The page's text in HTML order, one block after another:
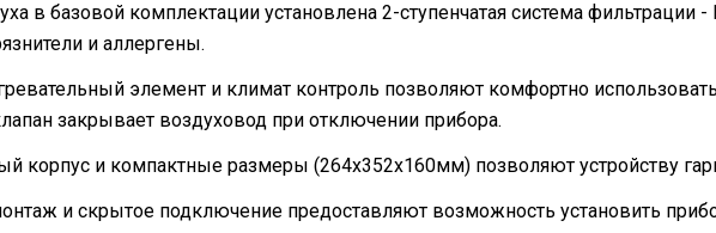
в базовой комплектации установлена 2-ступенчатая система фильтрации
и аллергены.
элемент и климат контроль позволяют комфортно
закрывает воздуховод при отключении прибора.
корпус и компактные размеры (264х352х160мм) позволяют устройству
и скрытое подключение предоставляют возможность установить